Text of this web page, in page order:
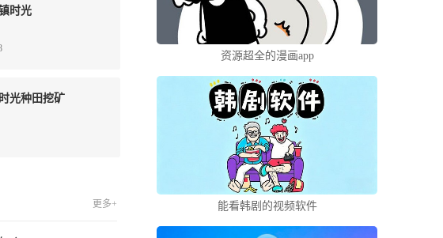
时光
光种田挖矿
更多+
资源超全的漫画app
能看韩剧的视频软件